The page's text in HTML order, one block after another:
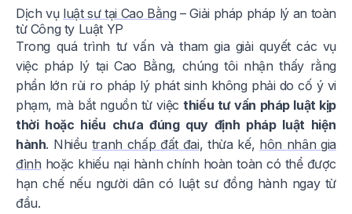
Dịch vụ luật sư tại Cao Bằng – Giải pháp pháp lý an toàn
từ Công ty Luật YP
Trong quá trình tư vấn và tham gia giải quyết các vụ
việc pháp lý tại Cao Bằng, chúng tôi nhận thấy rằng
phần lớn rủi ro pháp lý phát sinh không phải do cố ý vi
phạm, mà bắt nguồn từ việcthiếu tư vấn pháp luật kịp
thời hoặc hiểu chưa đúng quy định pháp luật hiện
hành. Nhiều tranh chấp đất đai, thừa kế, hôn nhân gia
đình hoặc khiếu nại hành chính hoàn toàn có thể được
hạn chế nếu người dân có luật sư đồng hành ngay từ
đầu.